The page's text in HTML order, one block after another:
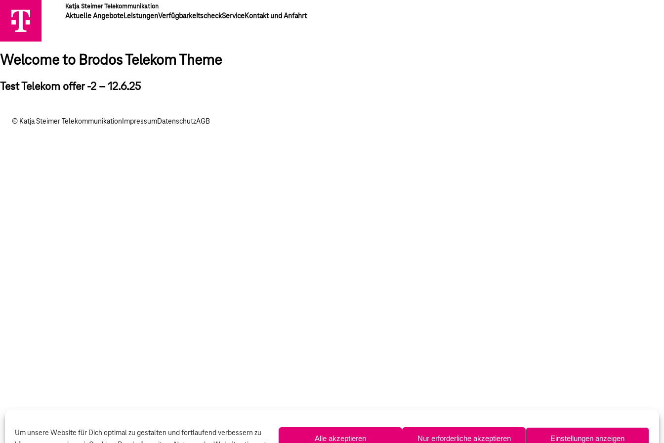
Um unsere Website für Dich optimal zu gestalten und fortlaufend verbessern zu
Alle akzeptieren Nur erforderliche akzeptieren Einstellungen anzeigen
Katja Steimer Telekommunikation
Aktuelle AngeboteLeistungenVerfügbarkeitscheckServiceKontakt und Anfahrt
Welcome to Brodos Telekom Theme
Test Telekom offer -2 – 12.6.25
© Katja Steimer Telekommunikation ImpressumDatenschutzAGB